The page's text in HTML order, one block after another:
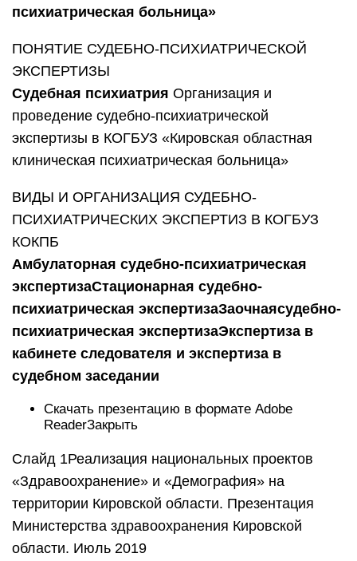
психиатрическая больница»
ПОНЯТИЕ СУДЕБНО-ПСИХИАТРИЧЕСКОЙ
ЭКСПЕРТИЗЫ
Судебная психиатрия Организация и
проведение судебно-психиатрической
экспертизы в КОГБУЗ «Кировская областная
клиническая психиатрическая больница»
ВИДЫ И ОРГАНИЗАЦИЯ СУДЕБНО-
ПСИХИАТРИЧЕСКИХ ЭКСПЕРТИЗ В КОГБУЗ
КОКПБ
Амбулаторная судебно-психиатрическая
экспертизаСтационарная судебно-
психиатрическая экспертизаЗаочнаясудебно-
психиатрическая экспертизаЭкспертиза в
кабинете следователя и экспертиза в
судебном заседании
Скачать презентацию в формате Adobe
ReaderЗакрыть
Слайд 1Реализация национальных проектов
«Здравоохранение» и «Демография» на
территории Кировской области. Презентация
Министерства здравоохранения Кировской
области. Июль 2019